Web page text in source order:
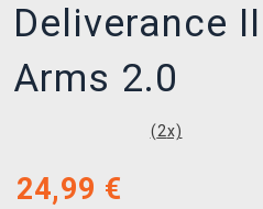
Deliverance
Arms 2.0
(2x)
24,99 €